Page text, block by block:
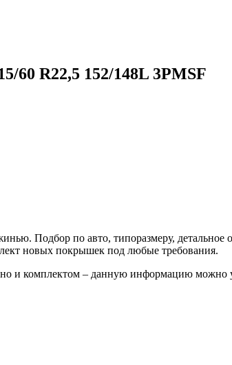
60 R22,5 152/148L 3PMSF
Подбор по авто, типоразмеру, детальное
новых покрышек под любые требования.
и комплектом – данную информацию можно